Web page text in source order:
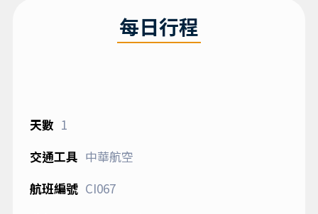
每日行程
1
中華航空
CI067